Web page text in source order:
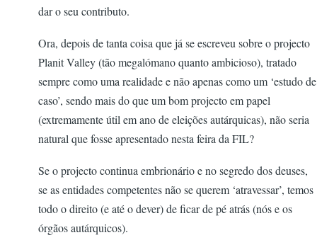
dar o seu contributo.
Ora, depois de tanta coisa que já se escreveu sobre o projecto
Planit Valley (tão megalómano quanto ambicioso), tratado
sempre como uma realidade e não apenas como um ‘estudo de
caso’, sendo mais do que um bom projecto em papel
(extremamente útil em ano de eleições autárquicas), não seria
natural que fosse apresentado nesta feira da FIL?
Se o projecto continua embrionário e no segredo dos deuses,
se as entidades competentes não se querem ‘atravessar’, temos
todo o direito (e até o dever) de ficar de pé atrás (nós e os
órgãos autárquicos).